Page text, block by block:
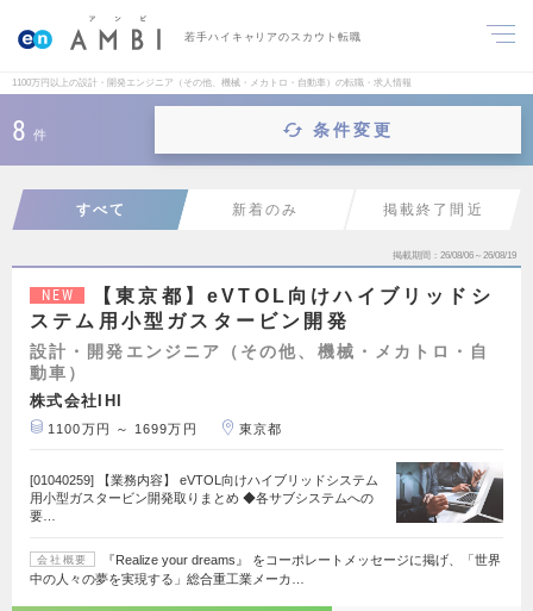
若手ハイキャリアのスカウト転職
1100万円以上の設計・開発エンジニア（その他、機械・メカトロ・自動車）の転職・求人情報
8 件 条件変更
すべて 新着のみ 掲載終了間近
掲載期間 26/08/06～26/08/19
NEW
【東京都】eVTOL向けハイブリッドシ
ステム用小型ガスタービン開発
設計・開発エンジニア（その他、機械・メカトロ・自
動車）
株式会社IHI
1100万円 ～ 1699万円 東京都
[01040259] 【業務内容】 eVTOL向けハイブリッドシステム
用小型ガスタービン開発取りまとめ ◆各サブシステムへの
要…
会社概要
『Realize your dreams』 をコーポレートメッセージに掲げ、「世界
中の人々の夢を実現する」総合重工業メーカ…